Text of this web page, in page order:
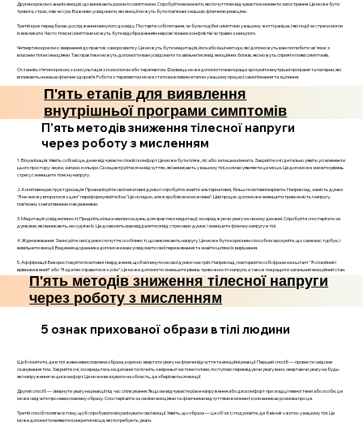
Другим кроком є аналіз емоцій, що виникають разом із симптомом. Спробуйте визначити, які почуття ви відчуваєте в моменти загострення. Це може бути
тривога, страх, гнів чи сум. Важливо усвідомити, які емоції можуть бути пов’язані з вашою фізичною реакцією.
Третій крок передбачає дослідження минулого досвіду. Поставте собі питання, чи були подібні симптоми у вашому житті раніше, і які події чи стреси могли
їх викликати. Часто тілесні симптоми можуть бути відображенням нерозв'язаних конфліктів чи травм з минулого.
Четвертим кроком є звернення до практик саморозвитку. Це можуть бути медитація, йога або інші методи, які допоможуть вам поглибити зв'язок з
власним тілом і емоціями. Такі практики можуть допомогти вам усвідомити та звільнитися від емоційних блоків, які можуть сприяти появі симптомів.
Останнім, п’ятим кроком, є консультація з психологом або терапевтом. Фахівець може допомогти вам краще зрозуміти внутрішні програми та патерни, які
впливають на ваше фізичне здоров’я. Робота з терапевтом може стати важливим етапом у вашому процесі самопізнання та зцілення.
П'ять етапів для виявлення
внутрішньої програми симптомів
П'ять методів зниження тілесної напруги
через роботу з мисленням
1. Візуалізація: Уявіть собі місце, де ви відчуваєте спокій і комфорт. Це може бути пляж, ліс або затишна кімната. Закрийте очі і детально уявіть усі елементи
цього простору: звуки, запахи, кольори. Сконцентруйтеся на відчуттях, які виникають у вашому тілі, коли ви уявляєте це місце. Це допоможе знизити рівень
стресу і зменшити тілесну напругу.
2. Когнітивна реструктуризація: Проаналізуйте свої негативні думки і спробуйте знайти альтернативні, більш позитивні варіанти. Наприклад, замість думки
"Я не зможу впоратися з цим" переформулюйте її на "Це складно, але я зроблю все можливе". Цей процес допоможе зменшити тривожність і напругу,
пов’язану з негативними очікуваннями.
3. Медитація усвідомленості: Приділіть кілька хвилин на день для практики медитації, зосереджуючи увагу на своєму диханні. Спробуйте спостерігати за
думками, які виникають, не судячи їх. Це дозволить вам віддалитися від стресових думок і зменшити фізичну напругу в тілі.
4. Журналювання: Записуйте свої думки і почуття, особливо ті, що викликають напругу. Це може бути корисним способом зрозуміти, що саме вас турбує, і
вивільнити емоції. Ведення щоденника допоможе вам усвідомити свої переживання та знайти шляхи їх вирішення.
5. Аффірмації: Використовуйте позитивні твердження, щоб вплинути на свої думки і настрій. Наприклад, повторюйте собі фрази на кшталт "Я спокійний і
врівноважений" або "Я здатен справитися з усім". Це може допомогти зменшити рівень тривожності і напруги, а також покращити загальний емоційний стан.
П'ять методів зниження тілесної напруги
через роботу з мисленням
5 ознак прихованої образи в тілі людини
Щоб помітити, де в тілі живе невисловлена образа, корисно звертати увагу на фізичні відчуття та емоційні реакції. Перший спосіб — провести свідоме
сканування тіла. Закрийте очі, зосередьтесь на диханні та почніть з верхньої частини голови, поступово переміщуючи увагу вниз, звертаючи увагу на будь-
які напруження чи дискомфорт. Це може вказувати на область, де зберігаються емоції.
Другий спосіб — звернути увагу на реакції під час спілкування. Якщо ви відчуваєте різке напруження або дискомфорт при згадці певної теми або особи, це
може свідчити про невисловлену образу. Спостерігайте за своїми емоціями та фізичними відчуттями в момент, коли виникає розмова про це.
Третій спосіб полягає в тому, щоб спробувати візуалізувати свої емоції. Уявіть, що образа — це об'єкт, і подумайте, де б він міг «жити» у вашому тілі. Це
може допомогти виявити конкретні місця, які потребують уваги.